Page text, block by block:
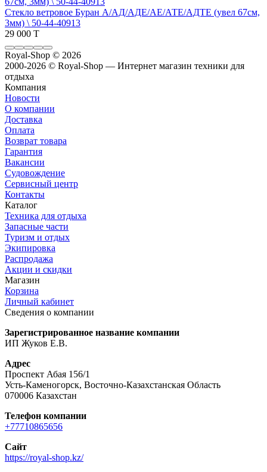
Стекло ветровое Буран А/АД/АДЕ/АЕ/АТЕ/АДТЕ (увел 67см,
3мм) \ 50-44-40913
29 000 T
Royal-Shop © 2026
2000-2026 © Royal-Shop — Интернет магазин техники для
отдыха
Компания
Новости
О компании
Доставка
Оплата
Возврат товара
Гарантия
Вакансии
Судовождение
Сервисный центр
Контакты
Каталог
Техника для отдыха
Запасные части
Туризм и отдых
Экипировка
Распродажа
Акции и скидки
Магазин
Корзина
Личный кабинет
Сведения о компании
Зарегистрированное название компании
ИП Жуков Е.В.
Адрес
Проспект Абая 156/1
Усть-Каменогорск, Восточно-Казахстанская Область
070006 Казахстан
Телефон компании
+77710865656
Сайт
https://royal-shop.kz/